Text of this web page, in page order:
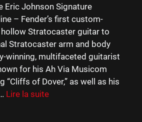
Eric Johnson Signature
– Fender’s first custom-
Stratocaster guitar to
Stratocaster arm and body
winning, multifaceted guitarist
for his Ah Via Musicom
“Cliffs of Dover,” as well as his
Lire la suite